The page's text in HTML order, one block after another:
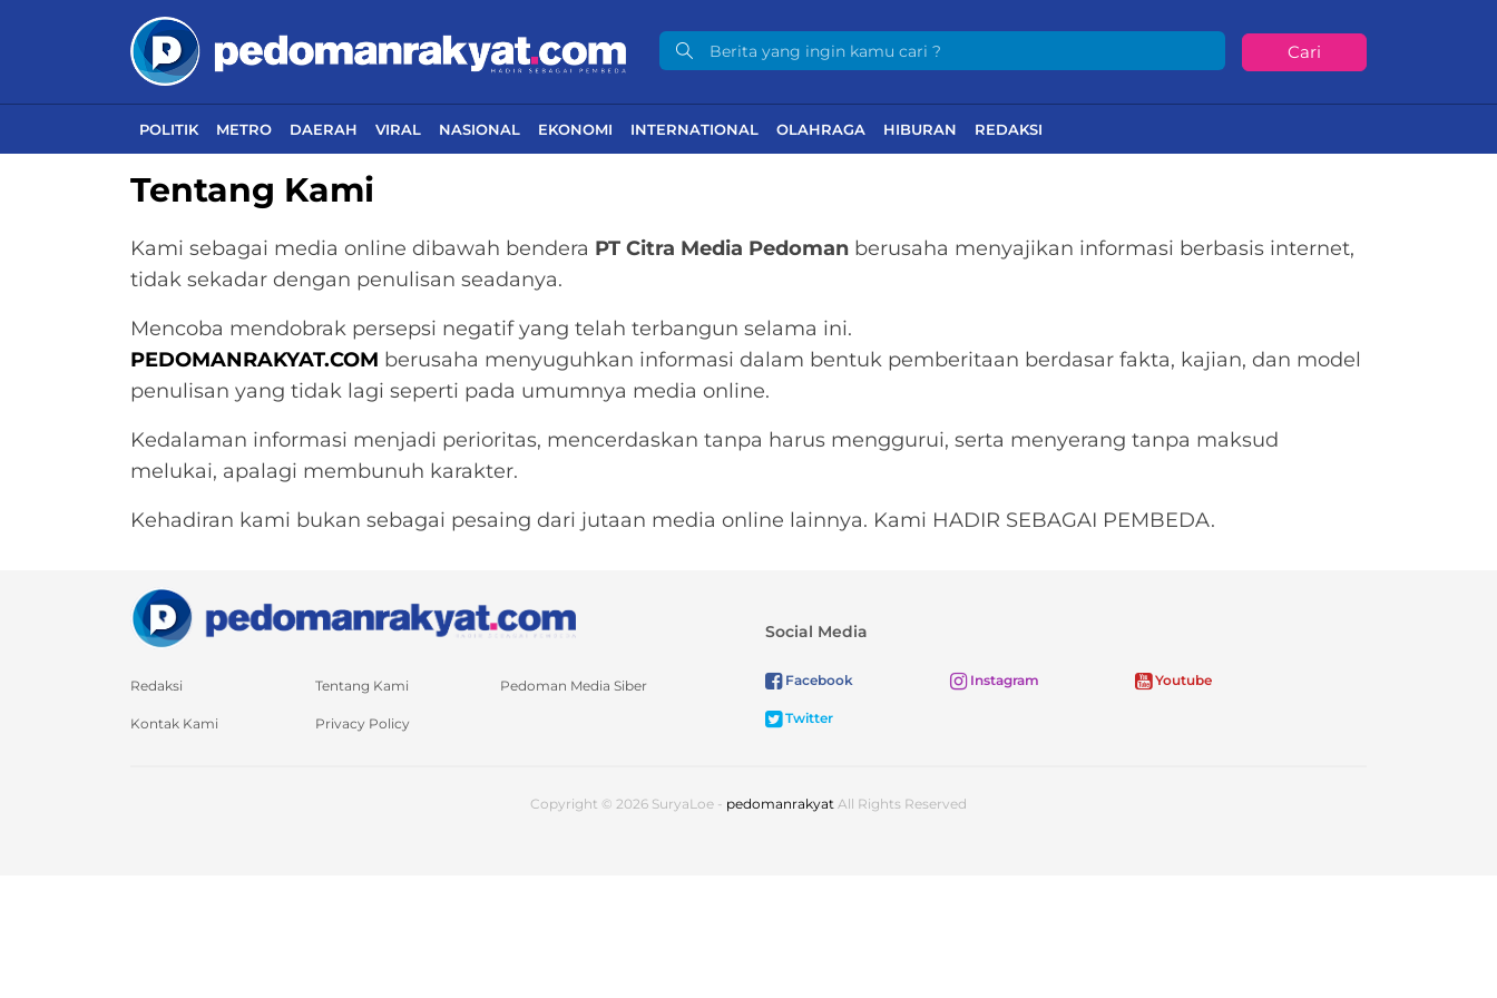
Cari
POLITIK METRO DAERAH VIRAL NASIONAL EKONOMI INTERNATIONAL OLAHRAGA HIBURAN REDAKSI
Tentang Kami
Kami sebagai media online dibawah bendera PT Citra Media Pedoman berusaha menyajikan informasi berbasis internet,
tidak sekadar dengan penulisan seadanya.
Mencoba mendobrak persepsi negatif yang telah terbangun selama ini.
PEDOMANRAKYAT.COM berusaha menyuguhkan informasi dalam bentuk pemberitaan berdasar fakta, kajian, dan model
penulisan yang tidak lagi seperti pada umumnya media online.
Kedalaman informasi menjadi perioritas, mencerdaskan tanpa harus menggurui, serta menyerang tanpa maksud
melukai, apalagi membunuh karakter.
Kehadiran kami bukan sebagai pesaing dari jutaan media online lainnya. Kami HADIR SEBAGAI PEMBEDA.
Redaksi Tentang Kami Pedoman Media Siber
Kontak Kami Privacy Policy
Social Media
Facebook Instagram Youtube
Twitter
Copyright © 2026 SuryaLoe - pedomanrakyat All Rights Reserved